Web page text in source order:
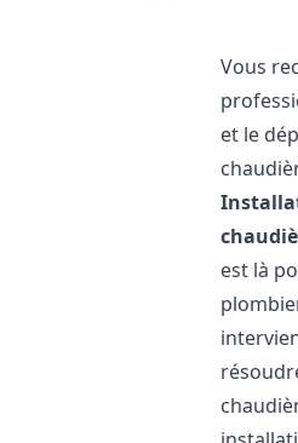
Vous
et le
est là